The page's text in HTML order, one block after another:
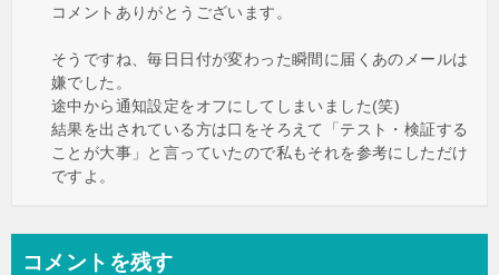
コメントありがとうございます。
そうですね、毎日日付が変わった瞬間に届くあのメールは
嫌でした。
途中から通知設定をオフにしてしまいました(笑)
結果を出されている方は口をそろえて「テスト・検証する
ことが大事」と言っていたので私もそれを参考にしただけ
ですよ。
コメントを残す